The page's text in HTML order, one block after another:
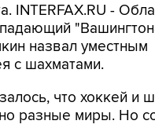
INTERFAX.RU -
назвал уместным
с шахматами.
что хоккей и
разные миры. Но